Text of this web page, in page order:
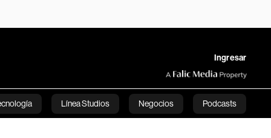
Ingresar
Línea Studios Negocios Podcasts